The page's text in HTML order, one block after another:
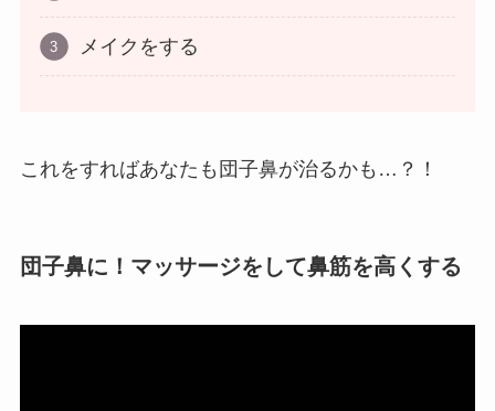
メイクをする
これをすればあなたも団子鼻が治るかも…？！
団子鼻に！マッサージをして鼻筋を高くする